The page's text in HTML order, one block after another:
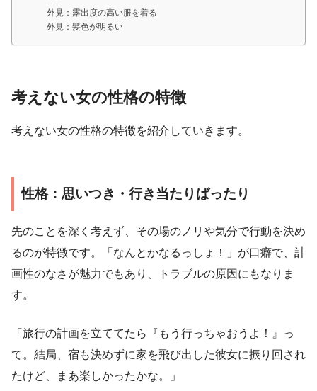
外見：露出度の高い服を着る
外見：髪色が明るい
考えない女の性格の特徴
考えない女の性格の特徴を紹介していきます。
性格：思いつき・行き当たりばったり
先のことを深く考えず、その場のノリや気分で行動を決め
るのが特徴です。「なんとかなるっしょ！」が口癖で、計
画性のなさが魅力でもあり、トラブルの原因にもなりま
す。
「旅行の計画を立ててたら『もう行っちゃおうよ！』っ
て。結局、宿も決めずに家を飛び出した彼女に振り回され
たけど、まあ楽しかったかな。」